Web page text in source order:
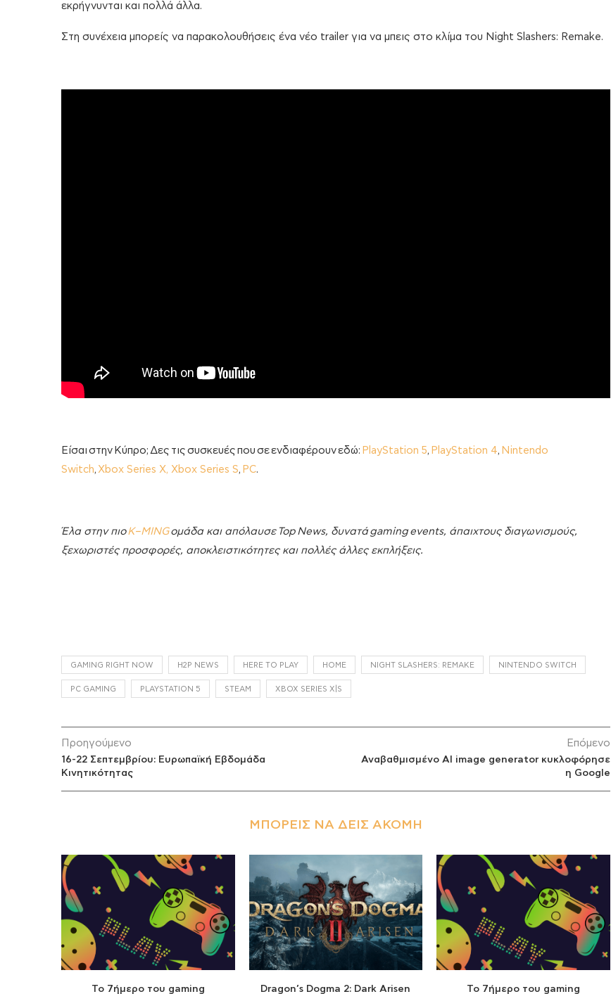
εκρήγνυνται και πολλά άλλα.
Στη συνέχεια μπορείς να παρακολουθήσεις ένα νέο trailer για να μπεις στο κλίμα του Night Slashers: Remake.
Είσαι στην Κύπρο; Δες τις συσκευές που σε ενδιαφέρουν εδώ: PlayStation 5, PlayStation 4, Nintendo
Switch, Xbox Series X, Xbox Series S, PC.
Έλα στην πιοK–MING ομάδα και απόλαυσε Top News, δυνατά gaming events, άπαιχτους διαγωνισμούς,
ξεχωριστές προσφορές, αποκλειστικότητες και πολλές άλλες εκπλήξεις.
GAMING RIGHT NOW H2P NEWS HERE TO PLAY HOME NIGHT SLASHERS: REMAKE NINTENDO SWITCH
PC GAMING PLAYSTATION 5 STEAM XBOX SERIES X|S
Προηγούμενο
16-22 Σεπτεμβρίου: Ευρωπαϊκή Εβδομάδα
Κινητικότητας
Επόμενο
Αναβαθμισμένο AI image generator κυκλοφόρησε
η Google
ΜΠΟΡΕΊΣ ΝΑ ΔΕΙΣ ΑΚΌΜΗ
Το 7ήμερο του gaming Dragon’s Dogma 2: Dark Arisen Το 7ήμερο του gaming